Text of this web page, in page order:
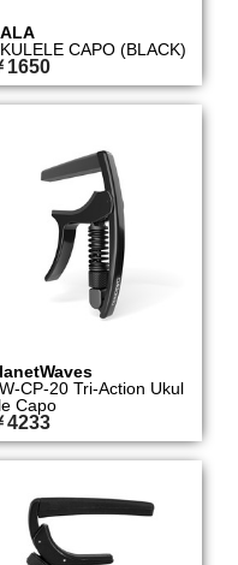
CAPO (BLACK)
1650
CP-20 Tri-Action Ukul
Capo
4233